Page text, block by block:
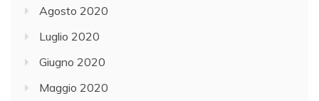
Agosto 2020
Luglio 2020
Giugno 2020
Maggio 2020